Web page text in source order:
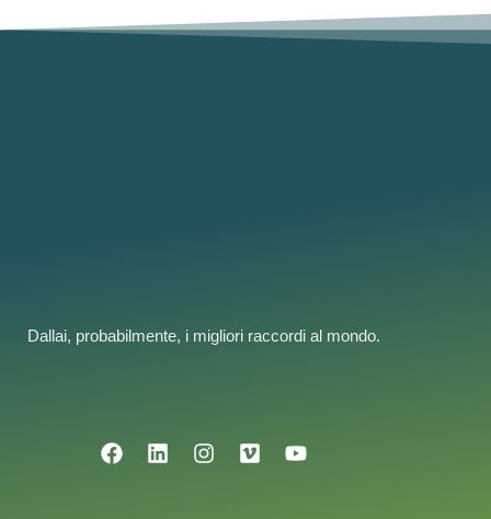
Dallai, probabilmente, i migliori raccordi al mondo.